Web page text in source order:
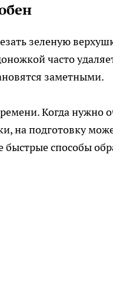
зеленую
часто
заметными.
Когда нужно
на подготовку
способы